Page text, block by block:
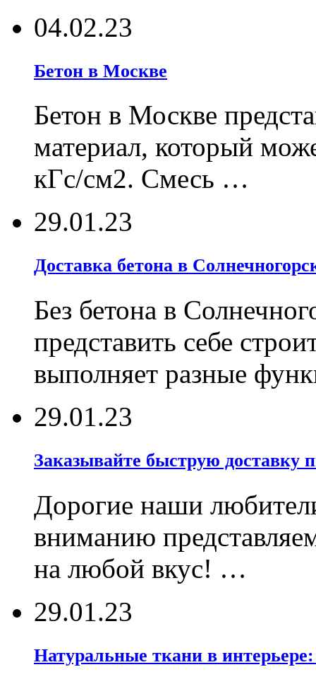
04.02.23
Бетон в Москве
Бетон в Москве
материал, который
кГс/см2. Смесь …
29.01.23
Доставка бетона в
Без бетона в
представить себе
выполняет разные
29.01.23
Заказывайте быструю доставку
Дорогие наши
вниманию
на любой вкус! …
29.01.23
Натуральные ткани в